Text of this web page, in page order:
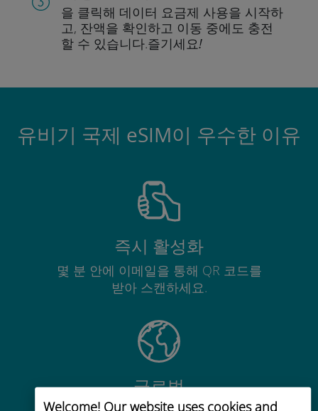
Welcome! Our website uses cookies and
을 클릭해 데이터 요금제 사용을 시작하
고, 잔액을 확인하고 이동 중에도 충전
할 수 있습니다.즐기세요!
유비기 국제 eSIM이 우수한 이유
즉시 활성화
몇 분 안에 이메일을 통해 QR 코드를
받아 스캔하세요.
글로벌